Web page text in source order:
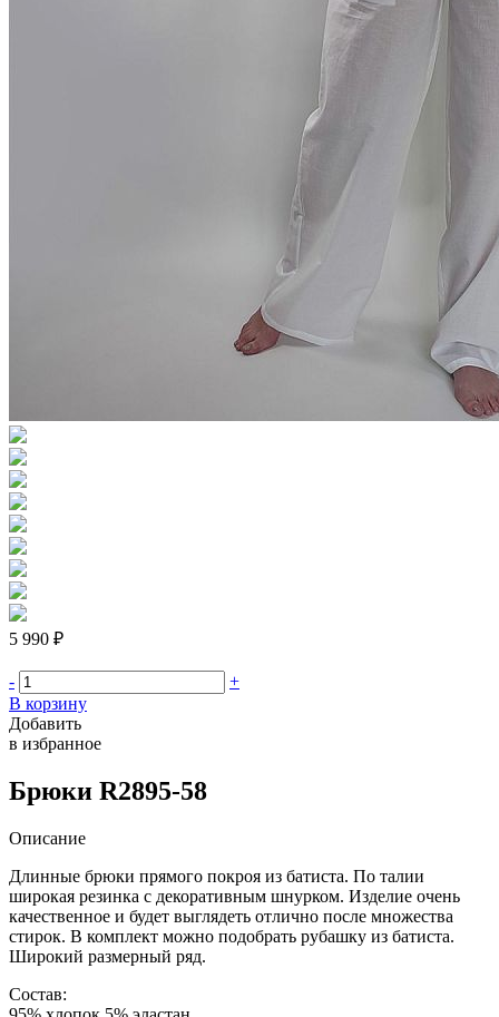
5 990 ₽
-
+
В корзину
Добавить
в избранное
Брюки R2895-58
Описание
Длинные брюки прямого покроя из батиста. По талии
широкая резинка с декоративным шнурком. Изделие очень
качественное и будет выглядеть отлично после множества
стирок. В комплект можно подобрать рубашку из батиста.
Широкий размерный ряд.
Состав: